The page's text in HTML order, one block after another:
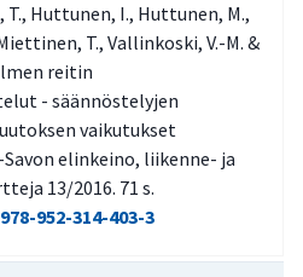
T., Huttunen, I., Huttunen, M.,
T., Vallinkoski, V.-M. &
reitin
- säännöstelyjen
vaikutukset
elinkeino, liikenne- ja
13/2016. 71 s.
952-314-403-3